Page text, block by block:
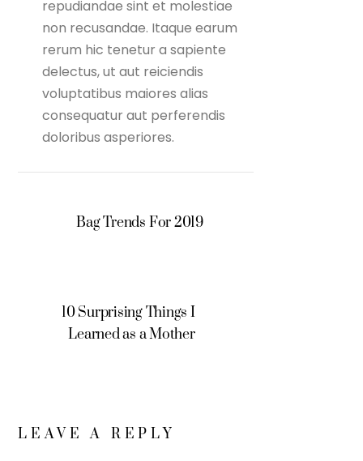
repudiandae sint et molestiae
non recusandae. Itaque earum
rerum hic tenetur a sapiente
delectus, ut aut reiciendis
voluptatibus maiores alias
consequatur aut perferendis
doloribus asperiores.
Bag Trends For 2019
10 Surprising Things I
Learned as a Mother
LEAVE A REPLY